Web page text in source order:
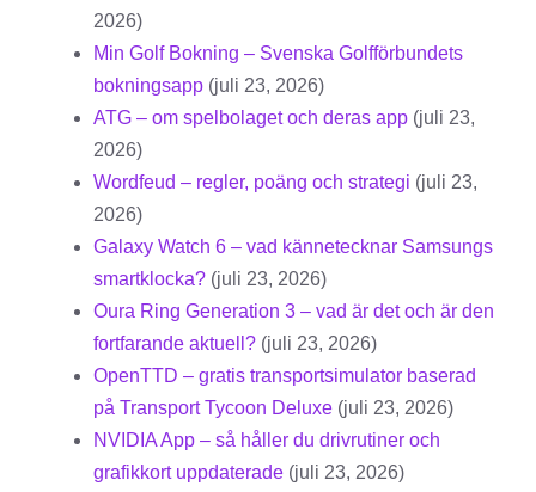
2026)
Min Golf Bokning – Svenska Golfförbundets
bokningsapp (juli 23, 2026)
ATG – om spelbolaget och deras app (juli 23,
2026)
Wordfeud – regler, poäng och strategi (juli 23,
2026)
Galaxy Watch 6 – vad kännetecknar Samsungs
smartklocka? (juli 23, 2026)
Oura Ring Generation 3 – vad är det och är den
fortfarande aktuell? (juli 23, 2026)
OpenTTD – gratis transportsimulator baserad
på Transport Tycoon Deluxe (juli 23, 2026)
NVIDIA App – så håller du drivrutiner och
grafikkort uppdaterade (juli 23, 2026)